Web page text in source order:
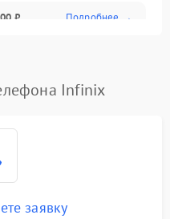
₽ Подробнее →
₽ Подробнее →
Infinix
заявку